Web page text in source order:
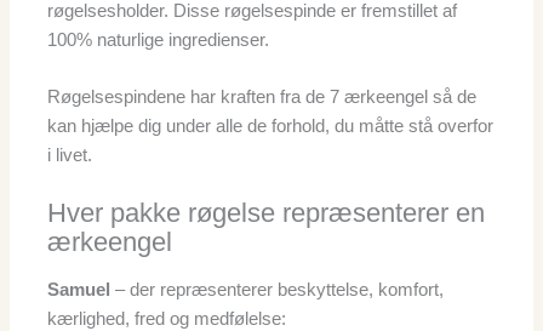
røgelsesholder. Disse røgelsespinde er fremstillet af
100% naturlige ingredienser.
Røgelsespindene har kraften fra de 7 ærkeengel så de
kan hjælpe dig under alle de forhold, du måtte stå overfor
i livet.
Hver pakke røgelse repræsenterer en
ærkeengel
Samuel – der repræsenterer beskyttelse, komfort,
kærlighed, fred og medfølelse: